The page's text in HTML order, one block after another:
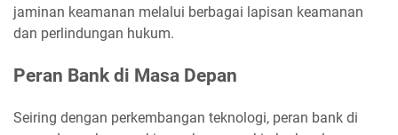
jaminan keamanan melalui berbagai lapisan keamanan
dan perlindungan hukum.
Peran Bank di Masa Depan
Seiring dengan perkembangan teknologi, peran bank di